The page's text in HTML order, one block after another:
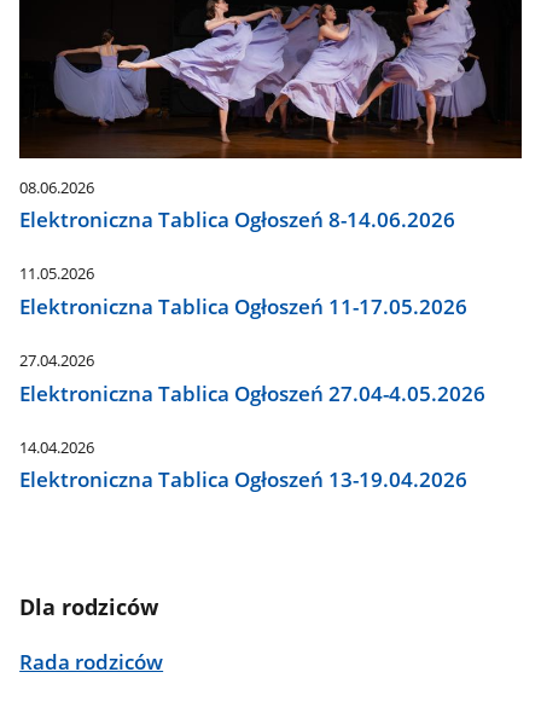
08.06.2026
Elektroniczna Tablica Ogłoszeń 8-14.06.2026
11.05.2026
Elektroniczna Tablica Ogłoszeń 11-17.05.2026
27.04.2026
Elektroniczna Tablica Ogłoszeń 27.04-4.05.2026
14.04.2026
Elektroniczna Tablica Ogłoszeń 13-19.04.2026
Dla rodziców
Rada rodziców